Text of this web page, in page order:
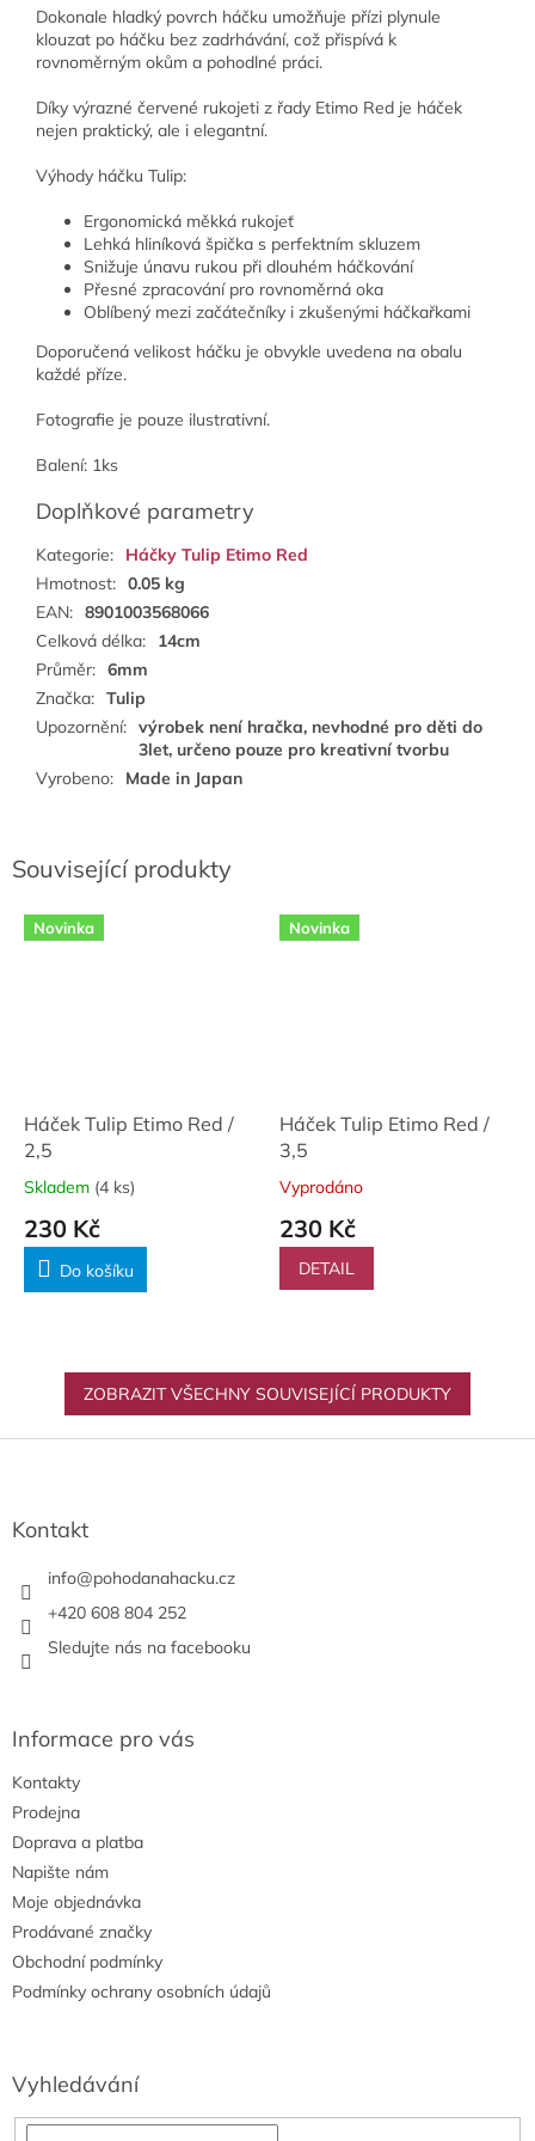
Související produkty
Novinka
Háček Tulip Etimo Red /
2,5
Skladem (4 ks)
230 Kč
Do košíku
Novinka
Háček Tulip Etimo Red /
3,5
Vyprodáno
230 Kč
DETAIL
ZOBRAZIT VŠECHNY SOUVISEJÍCÍ PRODUKTY
Dokonale hladký povrch háčku umožňuje přízi plynule
klouzat po háčku bez zadrhávání, což přispívá k
rovnoměrným okům a pohodlné práci.
Díky výrazné červené rukojeti z řady Etimo Red je háček
nejen praktický, ale i elegantní.
Výhody háčku Tulip:
Ergonomická měkká rukojeť
Lehká hliníková špička s perfektním skluzem
Snižuje únavu rukou při dlouhém háčkování
Přesné zpracování pro rovnoměrná oka
Oblíbený mezi začátečníky i zkušenými háčkařkami
Doporučená velikost háčku je obvykle uvedena na obalu
každé příze.
Fotografie je pouze ilustrativní.
Balení: 1ks
Doplňkové parametry
Kategorie:
Háčky Tulip Etimo Red
Hmotnost: 0.05 kg
EAN: 8901003568066
Celková délka:
14cm
Průměr: 6mm
Značka: Tulip
Upozornění: výrobek není hračka, nevhodné pro děti do
3let, určeno pouze pro kreativní tvorbu
Vyrobeno: Made in Japan
Kontakt
info@pohodanahacku.cz
+420 608 804 252
Sledujte nás na facebooku
Informace pro vás
Kontakty
Prodejna
Doprava a platba
Napište nám
Moje objednávka
Prodávané značky
Obchodní podmínky
Podmínky ochrany osobních údajů
Vyhledávání